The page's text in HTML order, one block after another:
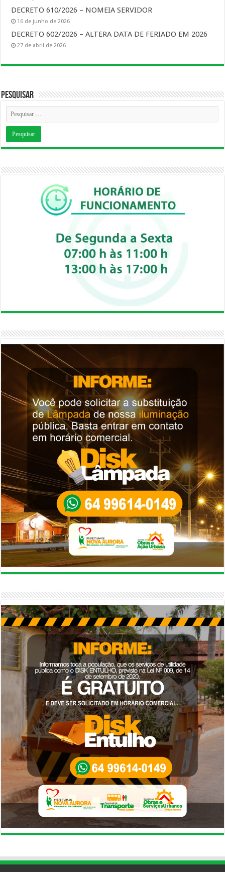
DECRETO 610/2026 – NOMEIA SERVIDOR
16 de junho de 2026
DECRETO 602/2026 – ALTERA DATA DE FERIADO EM 2026
27 de abril de 2026
Pesquisar